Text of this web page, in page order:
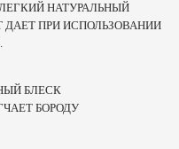
НАТУРАЛЬНЫЙ
ПРИ ИСПОЛЬЗОВАНИИ
БЛЕСК
БОРОДУ